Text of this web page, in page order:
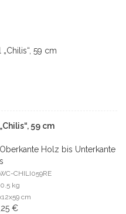
59 cm
Holz bis Unterkante
CHILI059RE
kg
cm
€